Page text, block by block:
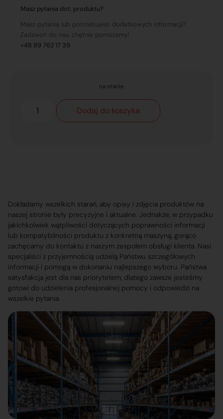
Masz pytania dot. produktu?
Masz pytania lub potrzebujesz dodatkowych informacji?
Zadzwoń do nas, chętnie pomożemy!
+48 89 762 17 39
na stanie
Dodaj do koszyka
Dokładamy wszelkich starań, aby opisy i zdjęcia produktów na
naszej stronie były precyzyjne i aktualne. Jednakże, w przypadku
jakichkolwiek wątpliwości dotyczących poprawności informacji
lub kompatybilności produktu z konkretną maszyną, gorąco
zachęcamy do kontaktu z naszym zespołem obsługi klienta. Nasi
specjaliści z przyjemnością udzielą Państwu szczegółowych
informacji i pomogą w dokonaniu najlepszego wyboru. Państwa
satysfakcja jest dla nas priorytetem, dlatego zawsze jesteśmy
gotowi do udzielenia profesjonalnej pomocy i odpowiedzi na
wszelkie pytania.